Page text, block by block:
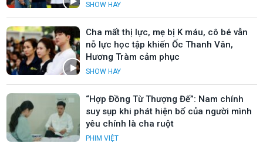
SHOW HAY
Cha mất thị lực, mẹ bị K máu, cô bé vẫn
nỗ lực học tập khiến Ốc Thanh Vân,
Hương Tràm cảm phục
SHOW HAY
“Hợp Đồng Từ Thượng Đế”: Nam chính
suy sụp khi phát hiện bố của người mình
yêu chính là cha ruột
PHIM VIỆT